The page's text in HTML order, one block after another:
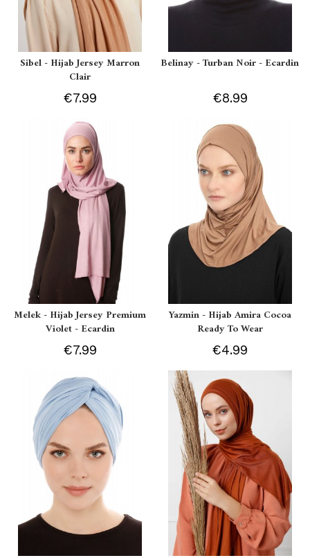
Sibel - Hijab Jersey Marron
Clair
€7.99
Belinay - Turban Noir - Ecardin
€8.99
Melek - Hijab Jersey Premium
Violet - Ecardin
€7.99
Yazmin - Hijab Amira Cocoa
Ready To Wear
€4.99